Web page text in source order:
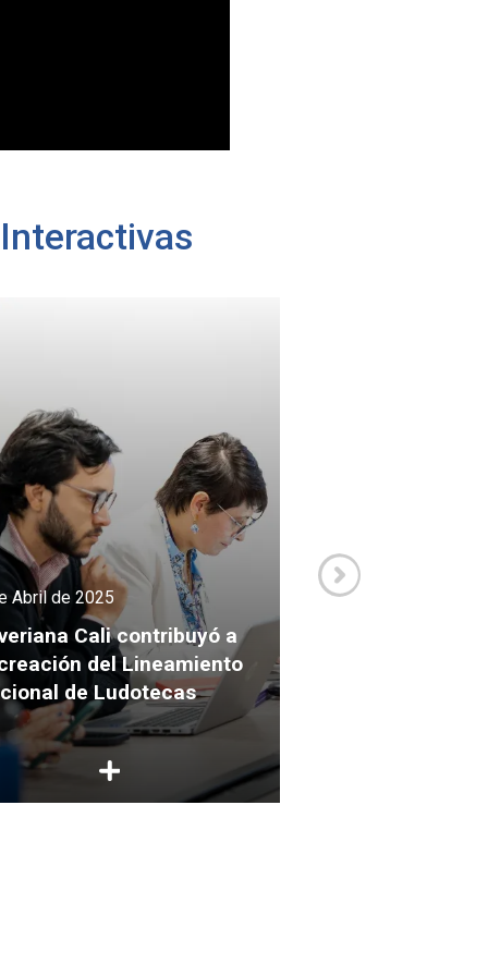
Abril de 2025
Cali contribuyó a
del Lineamiento
de Ludotecas
Investigadora
realiza